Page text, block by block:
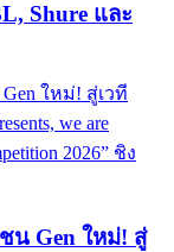
Shure และ
น Gen ใหม่! สู่